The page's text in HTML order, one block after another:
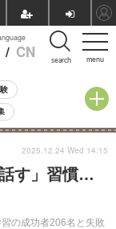
menu
/ CN search
校受験
す」習慣…
の成功者206名と失敗
2025.12.24 Wed 14:15